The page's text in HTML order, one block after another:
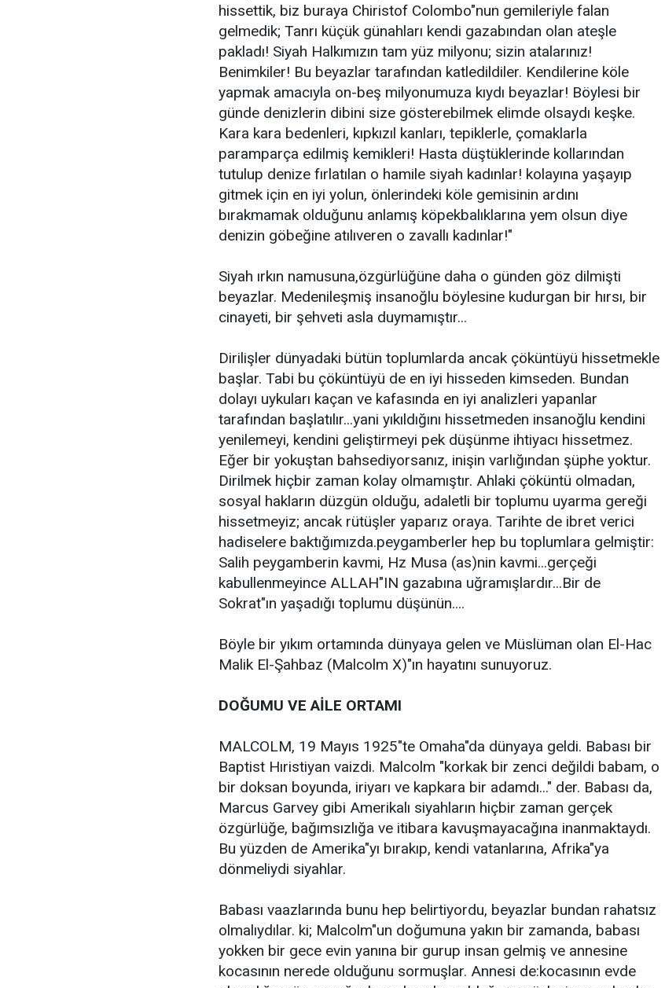
hissettik, biz buraya Chiristof Colombo"nun gemileriyle falan
gelmedik; Tanrı küçük günahları kendi gazabından olan ateşle
pakladı! Siyah Halkımızın tam yüz milyonu; sizin atalarınız!
Benimkiler! Bu beyazlar tarafından katledildiler. Kendilerine köle
yapmak amacıyla on-beş milyonumuza kıydı beyazlar! Böylesi bir
günde denizlerin dibini size gösterebilmek elimde olsaydı keşke.
Kara kara bedenleri, kıpkızıl kanları, tepiklerle, çomaklarla
paramparça edilmiş kemikleri! Hasta düştüklerinde kollarından
tutulup denize fırlatılan o hamile siyah kadınlar! kolayına yaşayıp
gitmek için en iyi yolun, önlerindeki köle gemisinin ardını
bırakmamak olduğunu anlamış köpekbalıklarına yem olsun diye
denizin göbeğine atılıveren o zavallı kadınlar!"
Siyah ırkın namusuna,özgürlüğüne daha o günden göz dilmişti
beyazlar. Medenileşmiş insanoğlu böylesine kudurgan bir hırsı, bir
cinayeti, bir şehveti asla duymamıştır...
Dirilişler dünyadaki bütün toplumlarda ancak çöküntüyü hissetmekle
başlar. Tabi bu çöküntüyü de en iyi hisseden kimseden. Bundan
dolayı uykuları kaçan ve kafasında en iyi analizleri yapanlar
tarafından başlatılır...yani yıkıldığını hissetmeden insanoğlu kendini
yenilemeyi, kendini geliştirmeyi pek düşünme ihtiyacı hissetmez.
Eğer bir yokuştan bahsediyorsanız, inişin varlığından şüphe yoktur.
Dirilmek hiçbir zaman kolay olmamıştır. Ahlaki çöküntü olmadan,
sosyal hakların düzgün olduğu, adaletli bir toplumu uyarma gereği
hissetmeyiz; ancak rütüşler yaparız oraya. Tarihte de ibret verici
hadiselere baktığımızda.peygamberler hep bu toplumlara gelmiştir:
Salih peygamberin kavmi, Hz Musa (as)nin kavmi...gerçeği
kabullenmeyince ALLAH"IN gazabına uğramışlardır...Bir de
Sokrat"ın yaşadığı toplumu düşünün....
Böyle bir yıkım ortamında dünyaya gelen ve Müslüman olan El-Hac
Malik El-Şahbaz (Malcolm X)"ın hayatını sunuyoruz.
DOĞUMU VE AİLE ORTAMI
MALCOLM, 19 Mayıs 1925"te Omaha"da dünyaya geldi. Babası bir
Baptist Hıristiyan vaizdi. Malcolm "korkak bir zenci değildi babam, o
bir doksan boyunda, iriyarı ve kapkara bir adamdı..." der. Babası da,
Marcus Garvey gibi Amerikalı siyahların hiçbir zaman gerçek
özgürlüğe, bağımsızlığa ve itibara kavuşmayacağına inanmaktaydı.
Bu yüzden de Amerika"yı bırakıp, kendi vatanlarına, Afrika"ya
dönmeliydi siyahlar.
Babası vaazlarında bunu hep belirtiyordu, beyazlar bundan rahatsız
olmalıydılar. ki; Malcolm"un doğumuna yakın bir zamanda, babası
yokken bir gece evin yanına bir gurup insan gelmiş ve annesine
kocasının nerede olduğunu sormuşlar. Annesi de:kocasının evde